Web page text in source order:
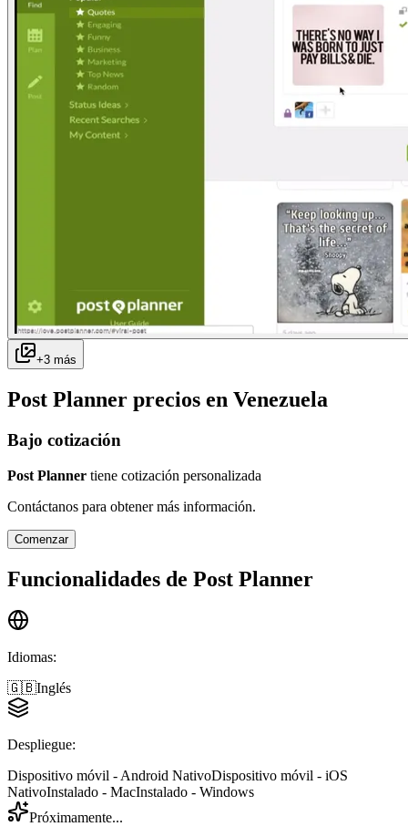
+3 más
Post Planner precios en Venezuela
Bajo cotización
Post Planner tiene cotización personalizada
Contáctanos para obtener más información.
Comenzar
Funcionalidades de Post Planner
Idiomas:
🇬🇧Inglés
Despliegue:
Dispositivo móvil - Android NativoDispositivo móvil - iOS
NativoInstalado - MacInstalado - Windows
Próximamente...